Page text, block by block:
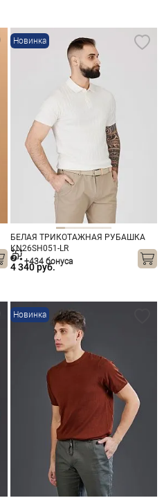
Новинка
БЕЛАЯ ТРИКОТАЖНАЯ РУБАШКА
KN26SH051-LR
4 340 руб.
+434 бонуса
Новинка